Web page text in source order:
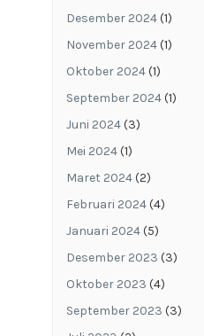
Desember 2024(1)
November 2024(1)
Oktober 2024(1)
September 2024(1)
Juni 2024(3)
Mei 2024(1)
Maret 2024(2)
Februari 2024(4)
Januari 2024(5)
Desember 2023 (3)
Oktober 2023 (4)
September 2023 (3)